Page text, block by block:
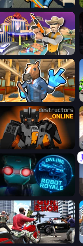
Save the Hostages
Casino Robbery
Bank Robbery 2
Destructors Online
Online Robot Royale
Grand Action Simulator: New York